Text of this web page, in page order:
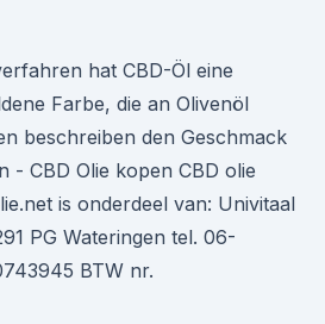
hat CBD-Öl eine
Farbe, die an Olivenöl
beschreiben den Geschmack
- CBD Olie kopen CBD olie
is onderdeel van: Univitaal
PG Wateringen tel. 06-
BTW nr.